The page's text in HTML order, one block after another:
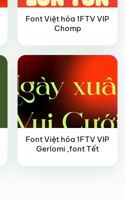
Font Việt hóa 1FTV VIP
Chomp
VIP
Font Việt hóa 1FTV VIP
Gerlomi ,font Tết